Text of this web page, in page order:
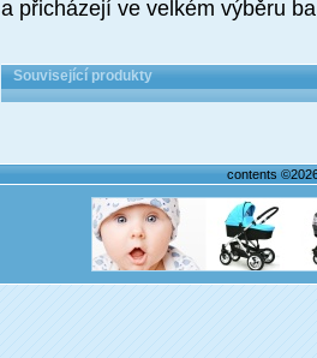
a přicházejí ve velkém výběru
Související produkty
contents